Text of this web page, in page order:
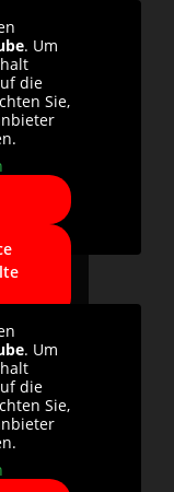
. Um
die
Sie,
. Um
die
Sie,